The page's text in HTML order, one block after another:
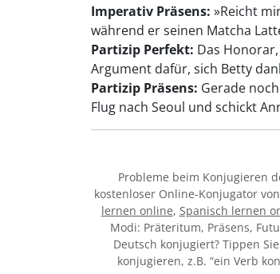
Imperativ Präsens: »Reicht
während er seinen Matcha
Partizip Perfekt: Das
Argument dafür, sich Betty
Partizip Präsens: Gerade
Flug nach Seoul und schickt
Probleme beim Konjugieren
kostenloser Online-Konjugator
lernen online, Spanisch lernen
Modi: Präteritum, Präsens,
Deutsch konjugiert? Tippen
konjugieren, z.B. “ein Verb